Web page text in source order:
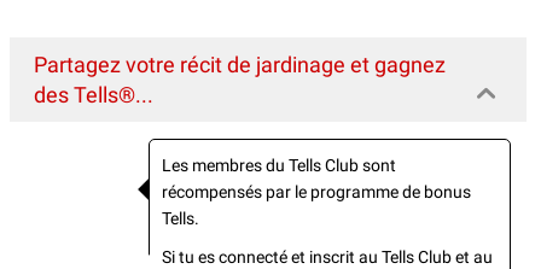
Partagez votre récit de jardinage et gagnez
des Tells®...
Les membres du Tells Club sont
récompensés par le programme de bonus
Tells.
Si tu es connecté et inscrit au Tells Club et au